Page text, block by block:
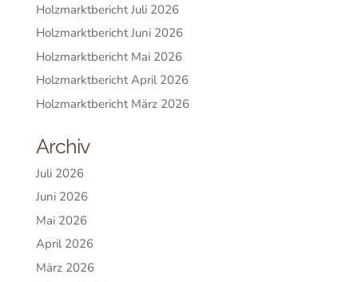
Holzmarktbericht Juli 2026
Holzmarktbericht Juni 2026
Holzmarktbericht Mai 2026
Holzmarktbericht April 2026
Holzmarktbericht März 2026
Archiv
Juli 2026
Juni 2026
Mai 2026
April 2026
März 2026